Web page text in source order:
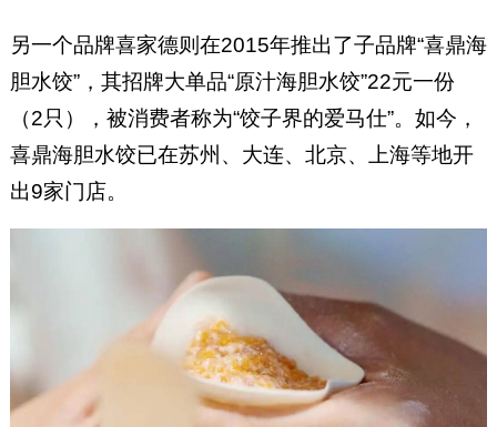
另一个品牌喜家德则在2015年推出了子品牌“喜鼎海
胆水饺”，其招牌大单品“原汁海胆水饺”22元一份
（2只），被消费者称为“饺子界的爱马仕”。如今，
喜鼎海胆水饺已在苏州、大连、北京、上海等地开
出9家门店。